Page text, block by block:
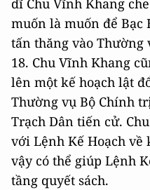
dĩ Chu Vĩnh Khang
muốn là muốn để Bạc
tấn thăng vào
18. Chu Vĩnh Khang
lên một kế hoạch lật
Thường vụ Bộ Chính
Trạch Dân tiến cử.
với Lệnh Kế Hoạch
vậy có thể giúp Lệnh
tầng quyết sách.